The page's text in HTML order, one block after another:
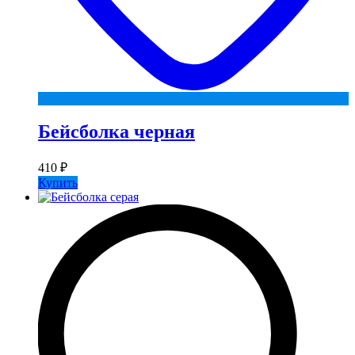
Бейсболка черная
410 ₽
Купить